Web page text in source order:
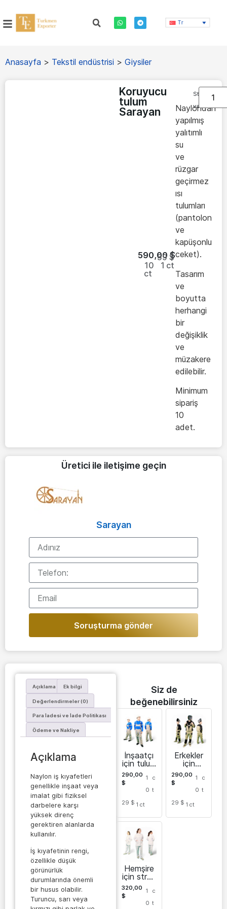
Tr
Anasayfa > Tekstil endüstrisi > Giysiler
Koruyucu
tulum
Sarayan
590,00$
10
ct
59 $
1 ct
Naylondan
yapılmış
yalıtımlı
su
ve
rüzgar
geçirmez
ısı
tulumları
(pantolon
ve
kapüşonlu
ceket).
Tasarım
ve
boyutta
herhangi
bir
değişiklik
ve
müzakere
edilebilir.
Minimum
sipariş
10
adet.
Stokta
var
Üretici ile iletişime geçin
Sarayan
Soruşturma gönder
Açıklama Ek bilgi
Değerlendirmeler (0)
Para İadesi ve İade Politikası
Ödeme ve Nakliye
Açıklama
Naylon iş kıyafetleri
genellikle inşaat veya
imalat gibi fiziksel
darbelere karşı
yüksek direnç
gerektiren alanlarda
kullanılır.
İş kıyafetinin rengi,
özellikle düşük
görünürlük
durumlarında önemli
bir husus olabilir.
Turuncu, sarı veya
Siz de
beğenebilirsiniz
İnşaatçı
için tulum
Sarayan
290,00
$
1
0
c
t
29 $ 1 ct
Erkekler
için
kaynakçı
tulumu
290,00
$
1
0
c
t
29 $ 1 ct
Hemşire
için streç
kumaşta
n tulum
320,00
$
1
0
c
t